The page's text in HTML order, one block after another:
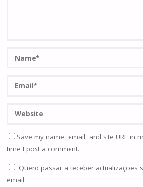
Save my name, email, and site URL in
time I post a comment.
Quero passar a receber actualizações
email.